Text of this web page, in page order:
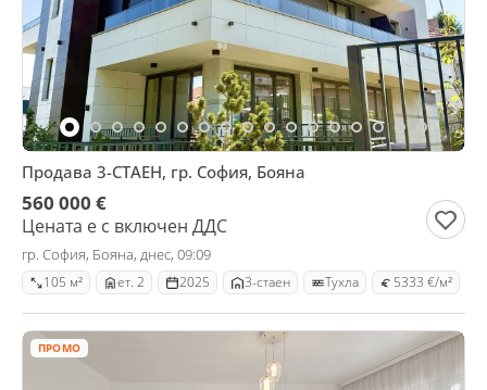
Продава 3-СТАЕН, гр. София, Бояна
560 000 €
Цената е с включен ДДС
гр. София, Бояна, днес, 09:09
105 м² ет. 2 2025 3-стаен Тухла 5333 €/м²
ПРОМО